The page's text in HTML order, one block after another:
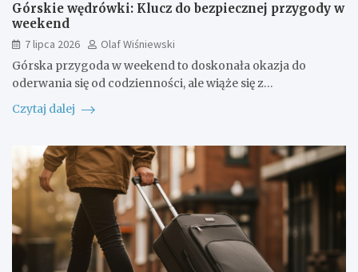
Górskie wędrówki: Klucz do bezpiecznej przygody w
weekend
7 lipca 2026
Olaf Wiśniewski
Górska przygoda w weekend to doskonała okazja do
oderwania się od codzienności, ale wiąże się z…
Czytaj dalej